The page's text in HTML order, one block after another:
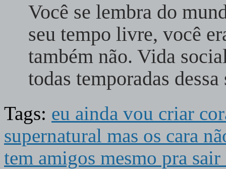
Você se lembra do
seu tempo livre, você
também não. Vida
todas temporadas
Tags: eu ainda vou criar
supernatural mas os cara
tem amigos mesmo pra sair